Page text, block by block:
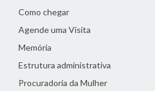
Como chegar
Agende uma Visita
Memória
Estrutura administrativa
Procuradoria da Mulher